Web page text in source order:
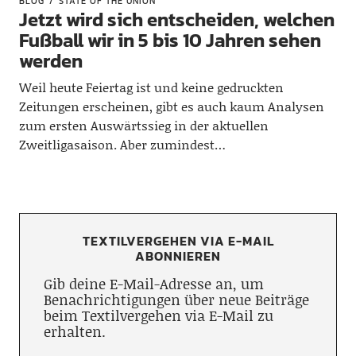
Jetzt wird sich entscheiden, welchen
Fußball wir in 5 bis 10 Jahren sehen
werden
Weil heute Feiertag ist und keine gedruckten
Zeitungen erscheinen, gibt es auch kaum Analysen
zum ersten Auswärtssieg in der aktuellen
Zweitligasaison. Aber zumindest…
TEXTILVERGEHEN VIA E-MAIL
ABONNIEREN
Gib deine E-Mail-Adresse an, um
Benachrichtigungen über neue Beiträge
beim Textilvergehen via E-Mail zu
erhalten.